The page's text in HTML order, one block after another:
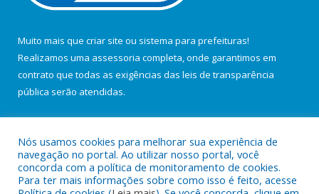
Muito mais que criar site ou sistema para prefeituras!
Realizamos uma assessoria completa, onde garantimos em
contrato que todas as exigências das leis de transparência
pública serão atendidas.
Nós usamos cookies para melhorar sua experiência de
navegação no portal. Ao utilizar nosso portal, você
concorda com a política de monitoramento de cookies.
Para ter mais informações sobre como isso é feito, acesse